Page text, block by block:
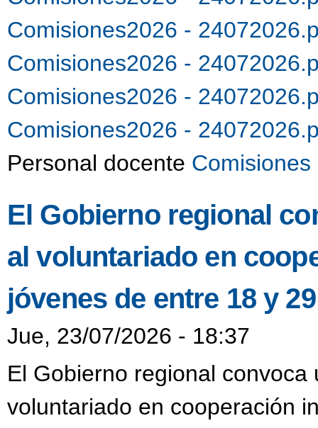
Comisiones2026 -
Comisiones2026 -
Comisiones2026 -
Comisiones2026 -
Personal docente
El Gobierno regional
al voluntariado en
jóvenes de entre 18 y
Jue, 23/07/2026 - 18:37
El Gobierno regional
voluntariado en cooperación